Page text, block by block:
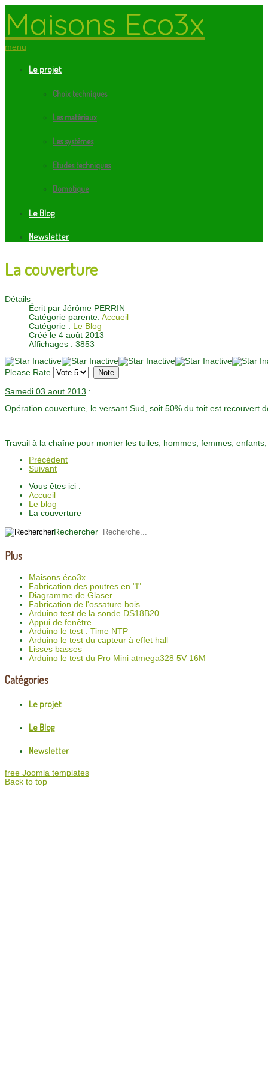
Maisons Eco3x
menu
Le projet
Choix techniques
Les matériaux
Les systèmes
Etudes techniques
Domotique
Le Blog
Newsletter
La couverture
Détails
Écrit par Jérôme PERRIN
Catégorie parente: Accueil
Catégorie : Le Blog
Créé le 4 août 2013
Affichages : 3853
Please Rate
Samedi 03 aout 2013 :
Opération couverture, le versant Sud, soit 50% du toit est recouvert
Travail à la chaîne pour monter les tuiles, hommes, femmes,
Précédent
Suivant
Vous êtes ici :
Accueil
Le blog
La couverture
Rechercher
Plus
Maisons éco3x
Fabrication des poutres en "I"
Diagramme de Glaser
Fabrication de l'ossature bois
Arduino test de la sonde DS18B20
Appui de fenêtre
Arduino le test : Time NTP
Arduino le test du capteur à effet hall
Lisses basses
Arduino le test du Pro Mini atmega328 5V 16M
Catégories
Le projet
Le Blog
Newsletter
free Joomla templates
Back to top